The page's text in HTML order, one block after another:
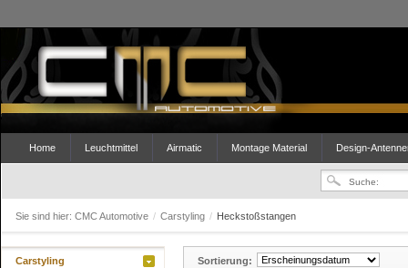
Home Leuchtmittel Airmatic Montage Material Design-
Sie sind hier: CMC Automotive / Carstyling / Heckstoßstangen
Carstyling Sortierung: